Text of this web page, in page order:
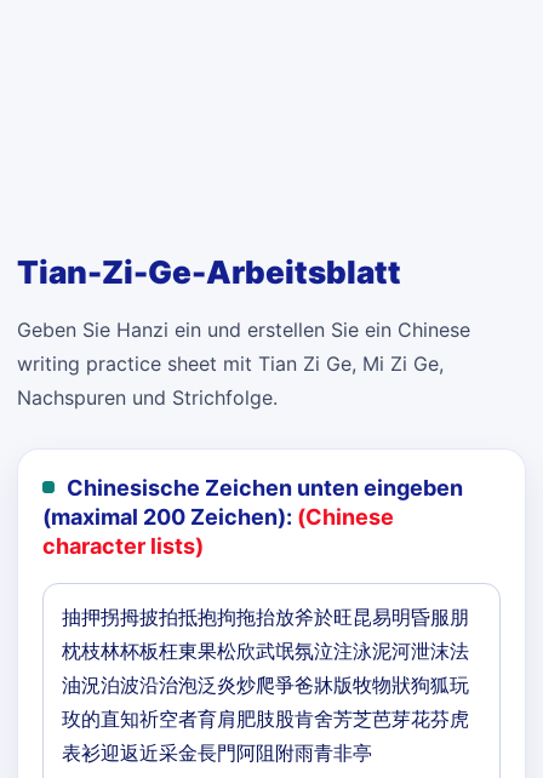
Tian-Zi-Ge-Arbeitsblatt
Geben Sie Hanzi ein und erstellen Sie ein Chinese
writing practice sheet mit Tian Zi Ge, Mi Zi Ge,
Nachspuren und Strichfolge.
Chinesische Zeichen unten eingeben
(maximal 200 Zeichen): (Chinese
character lists)